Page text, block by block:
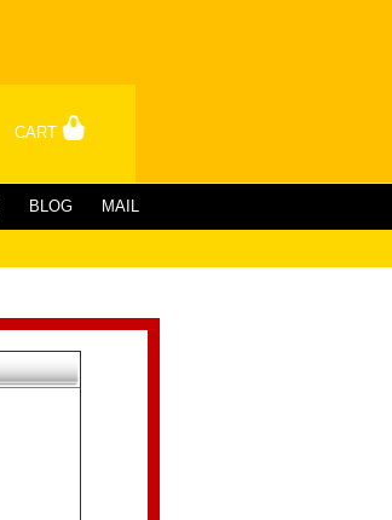
CART
BLOG MAIL